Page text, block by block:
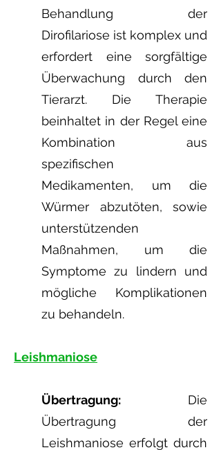
Behandlung der
Dirofilariose ist komplex und
erfordert eine sorgfältige
Überwachung durch den
Tierarzt. Die Therapie
beinhaltet in der Regel eine
Kombination aus
spezifischen
Medikamenten, um die
Würmer abzutöten, sowie
unterstützenden
Maßnahmen, um die
Symptome zu lindern und
mögliche Komplikationen
zu behandeln.
Leishmaniose
Übertragung: Die
Übertragung der
Leishmaniose erfolgt durch